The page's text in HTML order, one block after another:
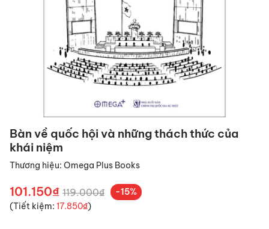
Bàn về quốc hội và những thách thức của
khái niệm
Thương hiệu: Omega Plus Books
101.150₫ 119.000₫
-15%
(Tiết kiệm: 17.850₫)